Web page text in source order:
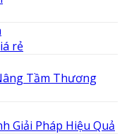
rẻ
Tầm Thương
Giải Pháp Hiệu Quả